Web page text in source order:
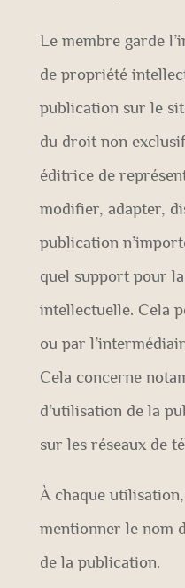
Le membre garde
de propriété
publication sur le
du droit non
éditrice de
modifier, adapter,
publication
quel support pour
intellectuelle. Cela
ou par
Cela concerne
d’utilisation de la
sur les réseaux de
À chaque utilisation,
mentionner le nom
de la publication.